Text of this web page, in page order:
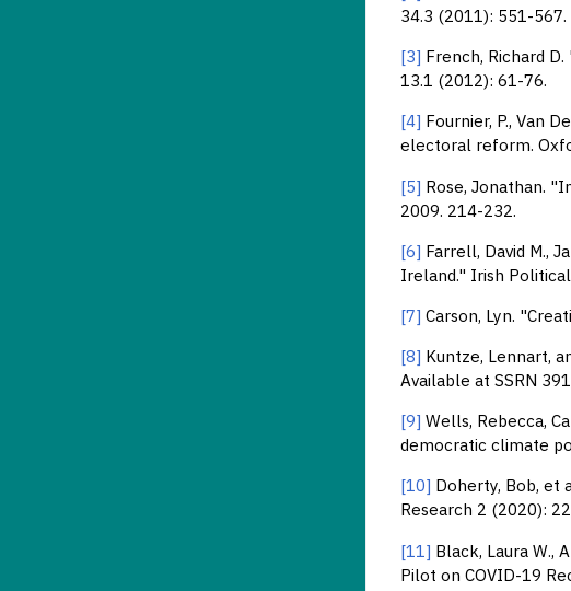
34.3 (2011): 551-567.
[3] French, Richard
13.1 (2012): 61-76.
[4] Fournier, P., Van
electoral reform.
[5] Rose, Jonathan.
2009. 214-232.
[6] Farrell, David M.,
Ireland." Irish
[7] Carson, Lyn.
[8] Kuntze, Lennart,
Available at SSRN
[9] Wells, Rebecca,
democratic climate
[10] Doherty, Bob, et
Research 2 (2020):
[11] Black, Laura W.,
Pilot on COVID-19